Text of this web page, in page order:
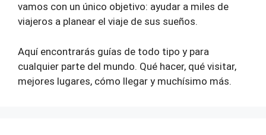
vamos con un único objetivo: ayudar a miles de
viajeros a planear el viaje de sus sueños.
Aquí encontrarás guías de todo tipo y para
cualquier parte del mundo. Qué hacer, qué visitar,
mejores lugares, cómo llegar y muchísimo más.